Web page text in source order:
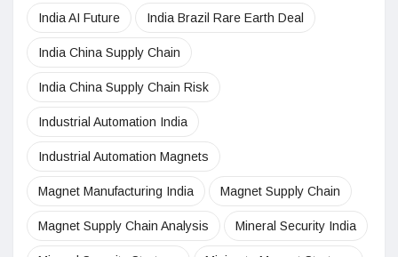
India AI Future India Brazil Rare Earth Deal
India China Supply Chain
India China Supply Chain Risk
Industrial Automation India
Industrial Automation Magnets
Magnet Manufacturing India Magnet Supply Chain
Magnet Supply Chain Analysis Mineral Security India